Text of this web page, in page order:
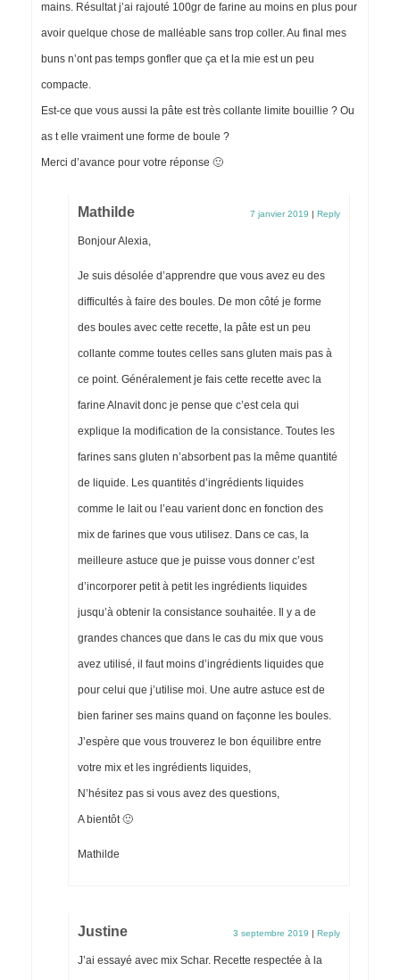
mains. Résultat j’ai rajouté 100gr de farine au moins en plus pour
avoir quelque chose de malléable sans trop coller. Au final mes
buns n’ont pas temps gonfler que ça et la mie est un peu
compacte.
Est-ce que vous aussi la pâte est très collante limite bouillie ? Ou
as t elle vraiment une forme de boule ?
Merci d’avance pour votre réponse 🙂
Mathilde 7 janvier 2019 Reply
Bonjour Alexia,
Je suis désolée d’apprendre que vous avez eu des
difficultés à faire des boules. De mon côté je forme
des boules avec cette recette, la pâte est un peu
collante comme toutes celles sans gluten mais pas à
ce point. Généralement je fais cette recette avec la
farine Alnavit donc je pense que c’est cela qui
explique la modification de la consistance. Toutes les
farines sans gluten n’absorbent pas la même quantité
de liquide. Les quantités d’ingrédients liquides
comme le lait ou l’eau varient donc en fonction des
mix de farines que vous utilisez. Dans ce cas, la
meilleure astuce que je puisse vous donner c’est
d’incorporer petit à petit les ingrédients liquides
jusqu’à obtenir la consistance souhaitée. Il y a de
grandes chances que dans le cas du mix que vous
avez utilisé, il faut moins d’ingrédients liquides que
pour celui que j’utilise moi. Une autre astuce est de
bien fariner ses mains quand on façonne les boules.
J’espère que vous trouverez le bon équilibre entre
votre mix et les ingrédients liquides,
N’hésitez pas si vous avez des questions,
A bientôt 🙂
Mathilde
Justine 3 septembre 2019 Reply
J’ai essayé avec mix Schar. Recette respectée à la